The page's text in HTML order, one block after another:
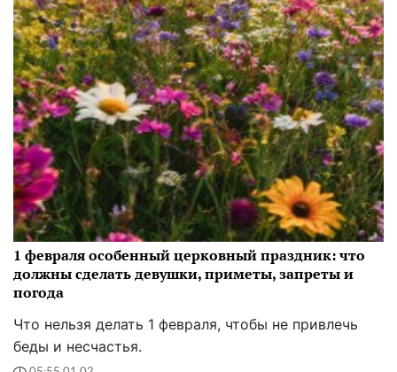
1 февраля особенный церковный праздник: что
должны сделать девушки, приметы, запреты и
погода
Что нельзя делать 1 февраля, чтобы не привлечь
беды и несчастья.